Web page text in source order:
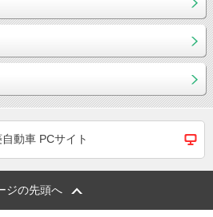
自動車 PCサイト
ジの先頭へ